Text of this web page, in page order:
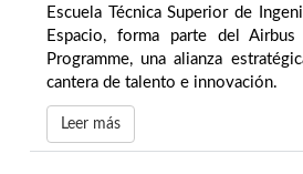
Escuela Técnica Superior de
Espacio, forma parte del Airbus
Programme, una alianza
cantera de talento e innovación.
Leer más